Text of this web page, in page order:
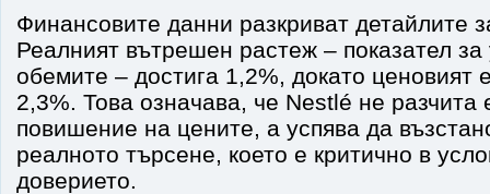
Финансовите данни разкриват детайлите
Реалният вътрешен растеж – показател за
обемите – достига 1,2%, докато ценовият
2,3%. Това означава, че Nestlé не разчита
повишение на цените, а успява да
реалното търсене, което е критично в
доверието.